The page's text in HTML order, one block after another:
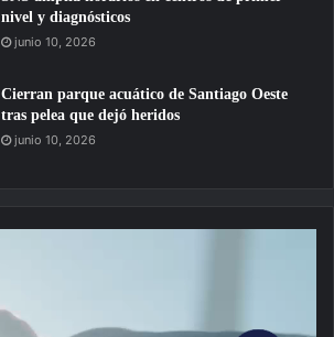
nivel y diagnósticos
junio 10, 2026
Cierran parque acuático de Santiago Oeste
tras pelea que dejó heridos
junio 10, 2026